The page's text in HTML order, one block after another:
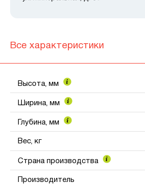
Все характеристики
Высота, мм
Ширина, мм
Глубина, мм
Вес, кг
Страна производства
Производитель